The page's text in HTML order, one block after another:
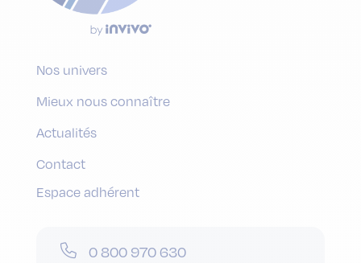
Nos univers
Mieux nous connaître
Actualités
Contact
Espace adhérent
0 800 970 630